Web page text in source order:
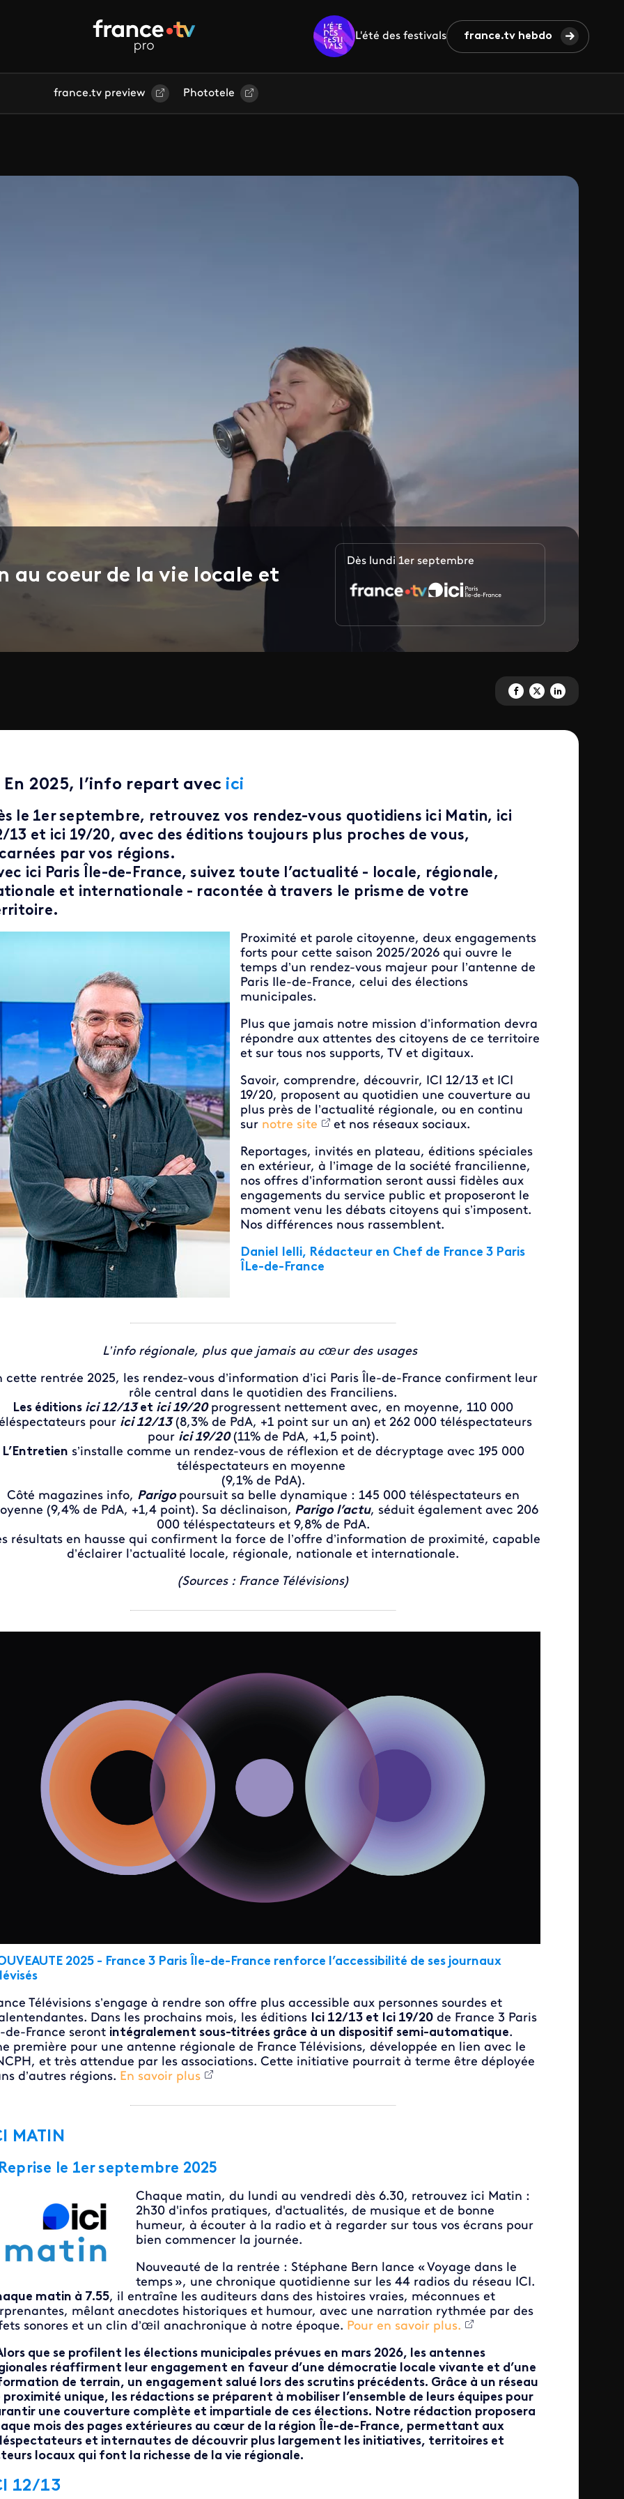
L'été des festivals france.tv hebdo
france.tv preview Phototele
coeur de la vie locale et
Dès lundi 1er septembre
Partagez 'Une offre
Partagez 'Une offre
Partagez 'Une
En 2025, l’info repart avec ici
le 1er septembre, retrouvez vos rendez-vous quotidiens ici Matin, ici
13 et ici 19/20, avec des éditions toujours plus proches de vous,
par vos régions.
ici Paris Île-de-France, suivez toute l’actualité - locale, régionale,
et internationale - racontée à travers le prisme de votre
Proximité et parole citoyenne, deux engagements
forts pour cette saison 2025/2026 qui ouvre le
temps d’un rendez-vous majeur pour l’antenne de
Paris Ile-de-France, celui des élections
municipales.
Plus que jamais notre mission d’information devra
répondre aux attentes des citoyens de ce territoire
et sur tous nos supports, TV et digitaux.
Savoir, comprendre, découvrir, ICI 12/13 et ICI
19/20, proposent au quotidien une couverture au
plus près de l’actualité régionale, ou en continu
sur notre site et nos réseaux sociaux.
Reportages, invités en plateau, éditions spéciales
en extérieur, à l’image de la société francilienne,
nos offres d’information seront aussi fidèles aux
engagements du service public et proposeront le
moment venu les débats citoyens qui s’imposent.
Nos différences nous rassemblent.
Daniel Ielli, Rédacteur en Chef de France 3 Paris
ÎLe-de-France
L’info régionale, plus que jamais au cœur des usages
cette rentrée 2025, les rendez-vous d’information d’ici Paris Île-de-France confirment leur
rôle central dans le quotidien des Franciliens.
Les éditions ici 12/13et ici 19/20progressent nettement avec, en moyenne, 110 000
pour ici 12/13(8,3% de PdA, +1 point sur un an) et 262 000 téléspectateurs
pour ici 19/20(11% de PdA, +1,5 point).
L’Entretien s’installe comme un rendez-vous de réflexion et de décryptage avec 195 000
téléspectateurs en moyenne
(9,1% de PdA).
Côté magazines info, Parigo poursuit sa belle dynamique : 145 000 téléspectateurs en
(9,4% de PdA, +1,4 point). Sa déclinaison, Parigo l’actu, séduit également avec 206
000 téléspectateurs et 9,8% de PdA.
résultats en hausse qui confirment la force de l’offre d’information de proximité, capable
d’éclairer l’actualité locale, régionale, nationale et internationale.
(Sources : France Télévisions)
2025 - France 3 Paris Île-de-France renforce l’accessibilité de ses journaux
Télévisions s’engage à rendre son offre plus accessible aux personnes sourdes et
Dans les prochains mois, les éditions Ici 12/13 et Ici 19/20de France 3 Paris
de-France seront intégralement sous-titrées grâce à un dispositif semi-automatique.
première pour une antenne régionale de France Télévisions, développée en lien avec le
et très attendue par les associations. Cette initiative pourrait à terme être déployée
d’autres régions. En savoir plus
MATIN
le 1er septembre 2025
Chaque matin, du lundi au vendredi dès 6.30, retrouvez ici Matin :
2h30 d'infos pratiques, d'actualités, de musique et de bonne
humeur, à écouter à la radio et à regarder sur tous vos écrans pour
bien commencer la journée.
Nouveauté de la rentrée : Stéphane Bern lance « Voyage dans le
temps », une chronique quotidienne sur les 44 radios du réseau ICI.
matin à 7.55, il entraîne les auditeurs dans des histoires vraies, méconnues et
mêlant anecdotes historiques et humour, avec une narration rythmée par des
sonores et un clin d’œil anachronique à notre époque. Pour en savoir plus.
que se profilent les élections municipales prévues en mars 2026, les antennes
réaffirment leur engagement en faveur d’une démocratie locale vivante et d’une
de terrain, un engagement salué lors des scrutins précédents. Grâce à un réseau
proximité unique, les rédactions se préparent à mobiliser l’ensemble de leurs équipes pour
une couverture complète et impartiale de ces élections. Notre rédaction proposera
mois des pages extérieures au cœur de la région Île-de-France, permettant aux
et internautes de découvrir plus largement les initiatives, territoires et
locaux qui font la richesse de la vie régionale.
12/13